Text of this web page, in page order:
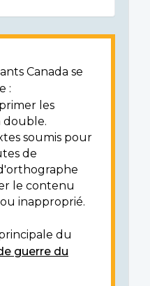
Canada se
:
les
double.
soumis pour
de
le contenu
inapproprié.
du
guerre du